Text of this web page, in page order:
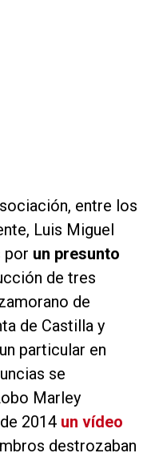
entre los
Luis Miguel
por un presunto
de tres
de
de Castilla y
particular en
se
Marley
2014 un vídeo
destrozaban